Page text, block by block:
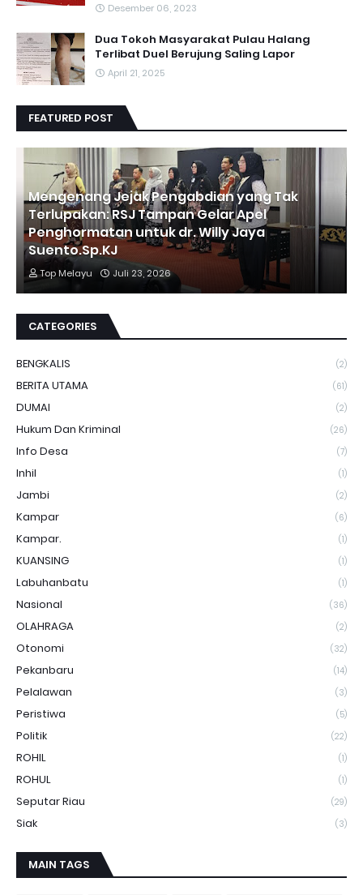
Desember 06, 2023
Dua Tokoh Masyarakat Pulau Halang
Terlibat Duel Berujung Saling Lapor
April 21, 2025
FEATURED POST
Mengenang Jejak Pengabdian yang Tak
Terlupakan: RSJ Tampan Gelar Apel
Penghormatan untuk dr. Willy Jaya
Suento.Sp.KJ
Top Melayu Juli 23, 2026
CATEGORIES
BENGKALIS (2)
BERITA UTAMA (61)
DUMAI (2)
Hukum Dan Kriminal (26)
Info Desa (7)
Inhil (1)
Jambi (2)
Kampar (6)
Kampar. (1)
KUANSING (1)
Labuhanbatu (1)
Nasional (36)
OLAHRAGA (2)
Otonomi (32)
Pekanbaru (14)
Pelalawan (3)
Peristiwa (5)
Politik (22)
ROHIL (1)
ROHUL (1)
Seputar Riau (29)
Siak (3)
MAIN TAGS